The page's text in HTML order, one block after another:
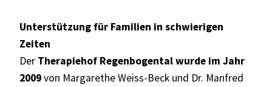
Unterstützung für Familien in schwierigen
Zeiten
Der Therapiehof Regenbogental wurde im Jahr
2009von Margarethe Weiss-Beck und Dr. Manfred